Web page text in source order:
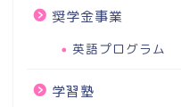
奨学金事業
英語プログラム
学習塾